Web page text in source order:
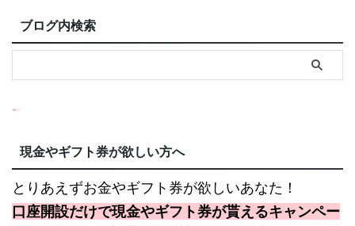
ブログ内検索
現金やギフト券が欲しい方へ
とりあえずお金やギフト券が欲しいあなた！
口座開設だけで現金やギフト券が貰えるキャンペー